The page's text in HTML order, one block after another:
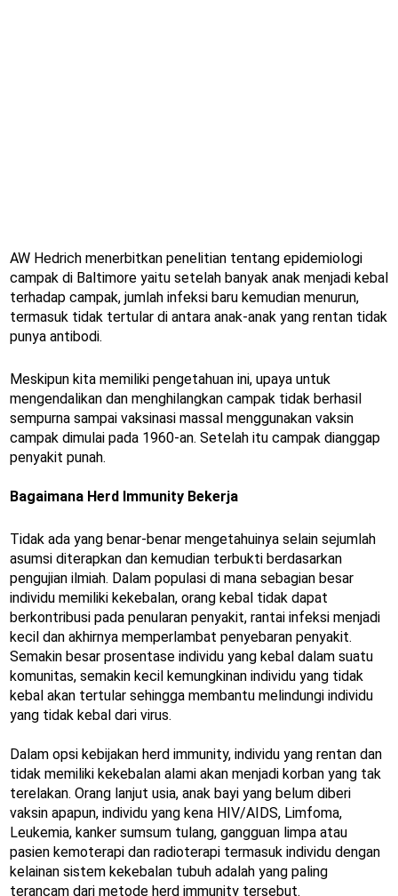
AW Hedrich menerbitkan penelitian tentang epidemiologi
campak di Baltimore yaitu setelah banyak anak menjadi kebal
terhadap campak, jumlah infeksi baru kemudian menurun,
termasuk tidak tertular di antara anak-anak yang rentan tidak
punya antibodi.
Meskipun kita memiliki pengetahuan ini, upaya untuk
mengendalikan dan menghilangkan campak tidak berhasil
sempurna sampai vaksinasi massal menggunakan vaksin
campak dimulai pada 1960-an. Setelah itu campak dianggap
penyakit punah.
Bagaimana Herd Immunity Bekerja
Tidak ada yang benar-benar mengetahuinya selain sejumlah
asumsi diterapkan dan kemudian terbukti berdasarkan
pengujian ilmiah. Dalam populasi di mana sebagian besar
individu memiliki kekebalan, orang kebal tidak dapat
berkontribusi pada penularan penyakit, rantai infeksi menjadi
kecil dan akhirnya memperlambat penyebaran penyakit.
Semakin besar prosentase individu yang kebal dalam suatu
komunitas, semakin kecil kemungkinan individu yang tidak
kebal akan tertular sehingga membantu melindungi individu
yang tidak kebal dari virus.
Dalam opsi kebijakan herd immunity, individu yang rentan dan
tidak memiliki kekebalan alami akan menjadi korban yang tak
terelakan. Orang lanjut usia, anak bayi yang belum diberi
vaksin apapun, individu yang kena HIV/AIDS, Limfoma,
Leukemia, kanker sumsum tulang, gangguan limpa atau
pasien kemoterapi dan radioterapi termasuk individu dengan
kelainan sistem kekebalan tubuh adalah yang paling
terancam dari metode herd immunity tersebut.